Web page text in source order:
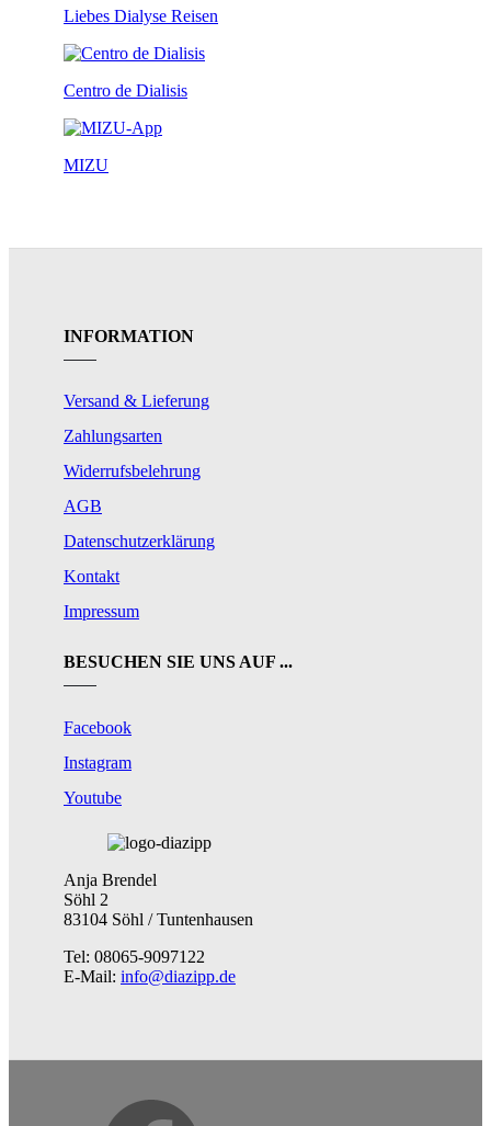
Liebes Dialyse Reisen
Centro de Dialisis
MIZU
INFORMATION
Versand & Lieferung
Zahlungsarten
Widerrufsbelehrung
AGB
Datenschutzerklärung
Kontakt
Impressum
BESUCHEN SIE UNS AUF ...
Facebook
Instagram
Youtube
Anja Brendel
Söhl 2
83104 Söhl / Tuntenhausen
Tel: 08065-9097122
E-Mail: info@diazipp.de